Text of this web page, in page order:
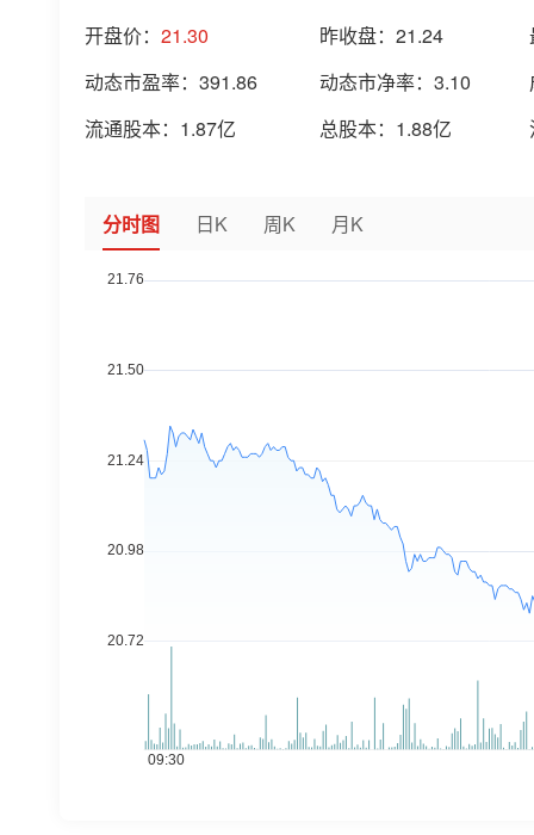
开盘价： 21.30 昨收盘： 21.24
动态市盈率： 391.86 动态市净率： 3.10
流通股本： 1.87亿 总股本： 1.88亿
分时图 日K 周K 月K